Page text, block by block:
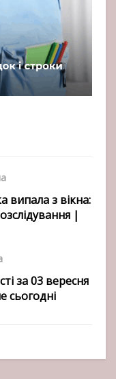
випала з вікна:
|
за 03 вересня
сьогодні